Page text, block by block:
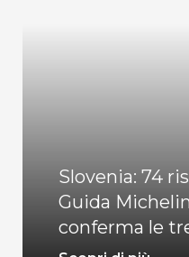
Slovenia: 74
Guida
conferma le